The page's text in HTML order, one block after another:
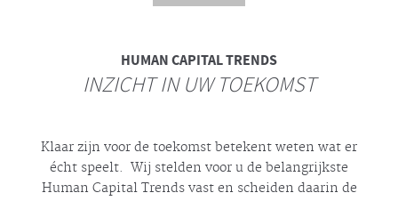
HUMAN CAPITAL TRENDS
INZICHT IN UW TOEKOMST
Klaar zijn voor de toekomst betekent weten wat er
écht speelt. Wij stelden voor u de belangrijkste
Human Capital Trends vast en scheiden daarin de